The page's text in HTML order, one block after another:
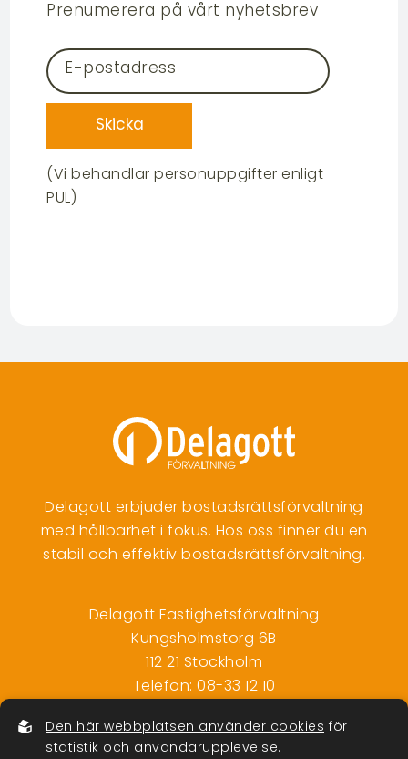
Prenumerera på vårt nyhetsbrev
E-postadress
Skicka
(Vi behandlar personuppgifter enligt
PUL)
Delagott erbjuder bostadsrättsförvaltning
med hållbarhet i fokus. Hos oss finner du en
stabil och effektiv bostadsrättsförvaltning.
Delagott Fastighetsförvaltning
Kungsholmstorg 6B
112 21 Stockholm
Telefon: 08-33 12 10
Org.nr: 556792-5200
Den här webbplatsen använder cookies för
statistik och användarupplevelse.